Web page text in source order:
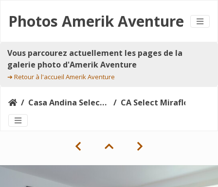
Photos Amerik Aventure
Vous parcourez actuellement les pages de la
galerie photo d'Amerik Aventure
➔ Retour à l'accueil Amerik Aventure
Casa Andina Select Miraflores Lima CA Select Miraflores_suite_44167851445_o